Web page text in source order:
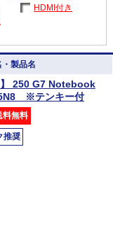
HDMI付き
製品名
250 G7 Notebook
※テンキー付
料無料
推奨